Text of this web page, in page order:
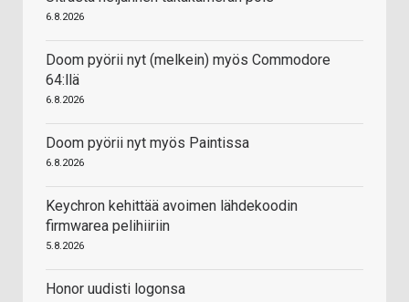
6.8.2026
Doom pyörii nyt (melkein) myös Commodore
64:llä
6.8.2026
Doom pyörii nyt myös Paintissa
6.8.2026
Keychron kehittää avoimen lähdekoodin
firmwarea pelihiiriin
5.8.2026
Honor uudisti logonsa